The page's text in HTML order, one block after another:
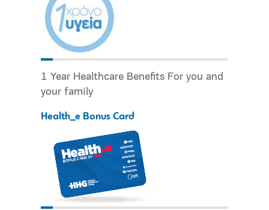
1 Year Healthcare Benefits For you and
your family
Health_e Bonus Card